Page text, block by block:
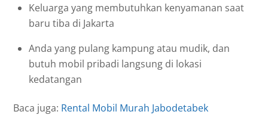
Keluarga yang membutuhkan kenyamanan saat
baru tiba di Jakarta
Anda yang pulang kampung atau mudik, dan
butuh mobil pribadi langsung di lokasi
kedatangan
Baca juga: Rental Mobil Murah Jabodetabek